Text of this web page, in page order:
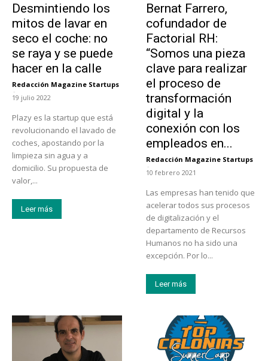
Desmintiendo los
mitos de lavar en
seco el coche: no
se raya y se puede
hacer en la calle
Redacción Magazine Startups
-
19 julio 2022
Plazy es la startup que está
revolucionando el lavado de
coches, apostando por la
limpieza sin agua y a
domicilio. Su propuesta de
valor,...
Leer más
Bernat Farrero,
cofundador de
Factorial RH:
“Somos una pieza
clave para realizar
el proceso de
transformación
digital y la
conexión con los
empleados en...
Redacción Magazine Startups
-
10 febrero 2021
Las empresas han tenido que
acelerar todos sus procesos
de digitalización y el
departamento de Recursos
Humanos no ha sido una
excepción. Por lo...
Leer más